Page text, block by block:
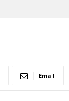
Email